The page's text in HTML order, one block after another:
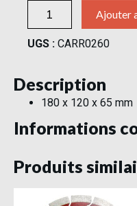
Ajouter
UGS : CARR0260
Description
180 x 120 x 65 mm
Informations
Produits